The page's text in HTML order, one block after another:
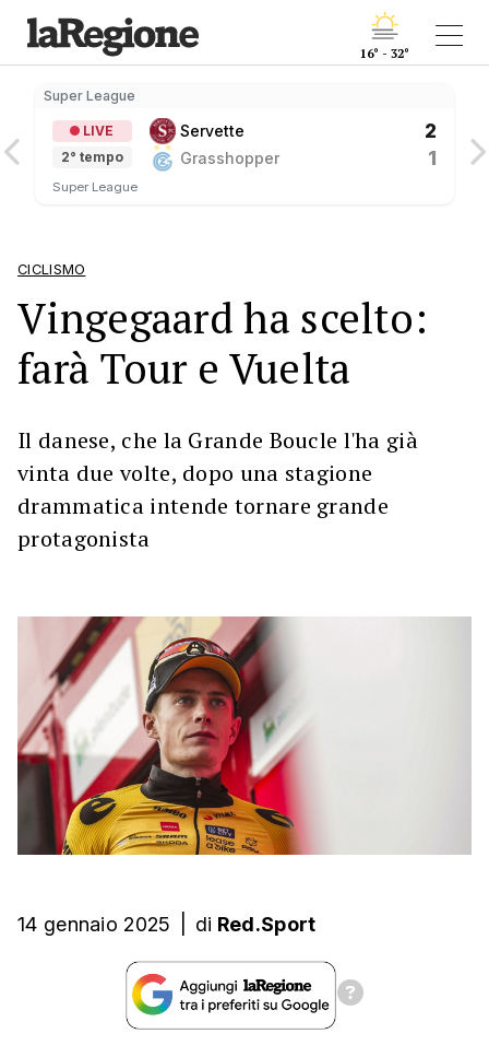
16° - 32°
Super League
LIVE
2° tempo
Servette 2
Grasshopper 1
Super League
CICLISMO
Vingegaard ha scelto:
farà Tour e Vuelta
Il danese, che la Grande Boucle l'ha già
vinta due volte, dopo una stagione
drammatica intende tornare grande
protagonista
14 gennaio 2025 di Red.Sport